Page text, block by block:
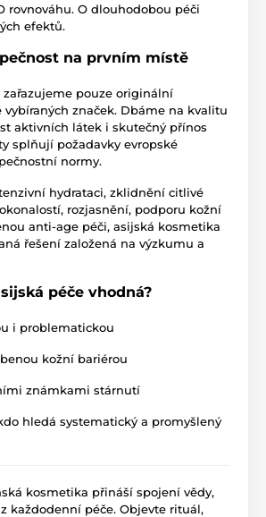
rovnováhu. O dlouhodobou péči
efektů.
na prvním místě
pouze originální
vybíraných značek. Dbáme na kvalitu
aktivních látek i skutečný přínos
splňují požadavky evropské
normy.
hydrataci, zklidnění citlivé
rozjasnění, podporu kožní
anti-age péči, asijská kosmetika
řešení založená na výzkumu a
péče vhodná?
i problematickou
kožní bariérou
známkami stárnutí
hledá systematický a promyšlený
kosmetika přináší spojení vědy,
každodenní péče. Objevte rituál,